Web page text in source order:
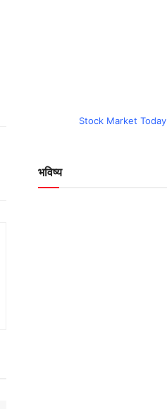
Stock Market Today
भविष्य